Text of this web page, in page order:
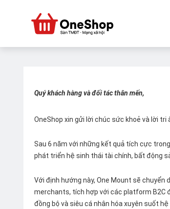
Quý khách hàng và đối tác thân mến,
OneShop xin gửi lời chúc sức khoẻ và lời
Sau 6 năm với những kết quả tích cực
phát triển hệ sinh thái tài chính, bất động
Với định hướng này, One Mount sẽ
merchants, tích hợp với các platform B2C
đồng bộ và siêu cá nhân hóa xuyên suốt